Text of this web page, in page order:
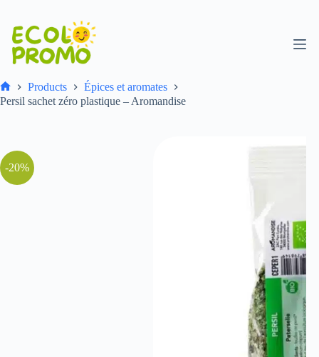
Products
Épices et aromates
Persil sachet zéro plastique – Aromandise
-20%